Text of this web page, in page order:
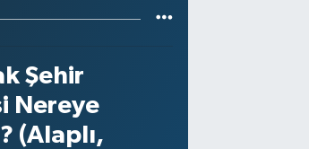
Şehir
Nereye
(Alaplı,